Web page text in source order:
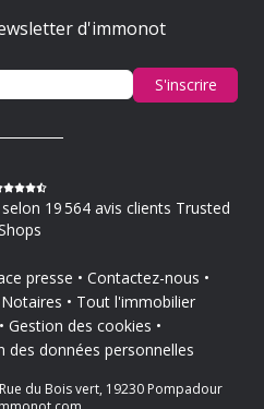
d'immonot
S'inscrire
19 564 avis clients Trusted
presse
Contactez-nous
Tout l'immobilier
Gestion des cookies
des données personnelles
du Bois vert, 19230 Pompadour